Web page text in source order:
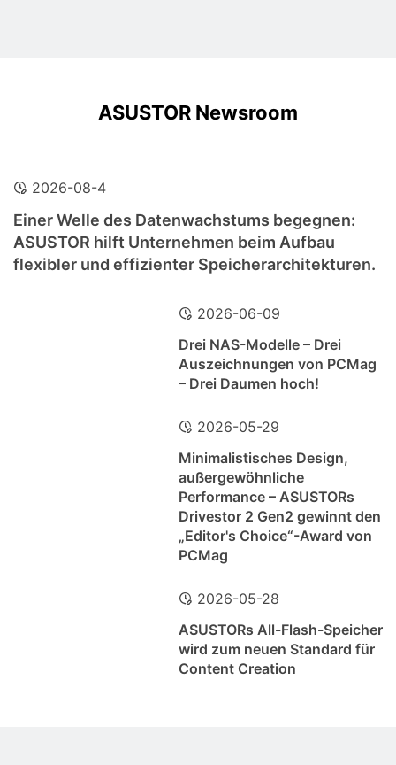
ASUSTOR Newsroom
2026-08-4
Einer Welle des Datenwachstums begegnen:
ASUSTOR hilft Unternehmen beim Aufbau
flexibler und effizienter Speicherarchitekturen.
2026-06-09
Drei NAS-Modelle – Drei
Auszeichnungen von PCMag
– Drei Daumen hoch!
2026-05-29
Minimalistisches Design,
außergewöhnliche
Performance – ASUSTORs
Drivestor 2 Gen2 gewinnt den
„Editor's Choice“-Award von
PCMag
2026-05-28
ASUSTORs All-Flash-Speicher
wird zum neuen Standard für
Content Creation